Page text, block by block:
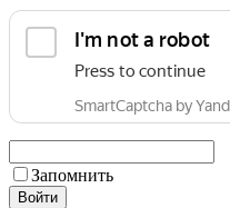
Запомнить
Войти